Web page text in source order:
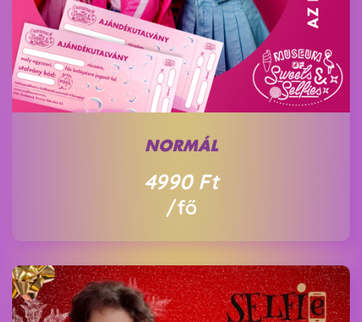
NORMÁL
4990 Ft
/fő